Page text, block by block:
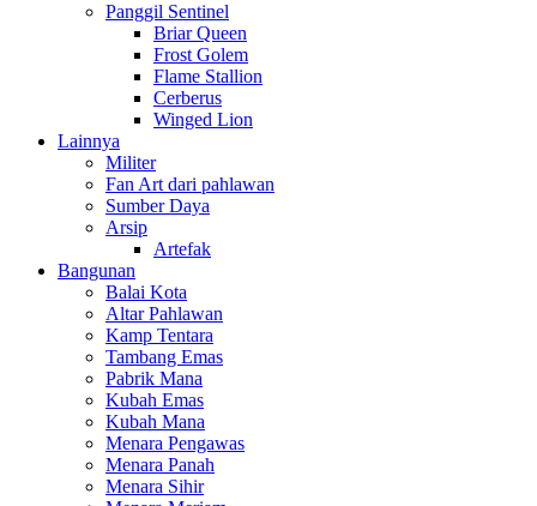
Panggil Sentinel
Briar Queen
Frost Golem
Flame Stallion
Cerberus
Winged Lion
Lainnya
Militer
Fan Art dari pahlawan
Sumber Daya
Arsip
Artefak
Bangunan
Balai Kota
Altar Pahlawan
Kamp Tentara
Tambang Emas
Pabrik Mana
Kubah Emas
Kubah Mana
Menara Pengawas
Menara Panah
Menara Sihir